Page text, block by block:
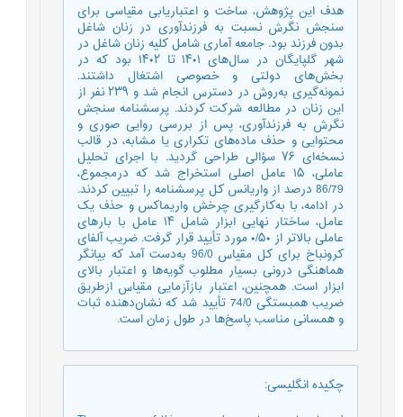
هدف این پژوهش، ساخت و اعتباریابی مقیاسی برای
سنجش نگرش نسبت به فرزندآوری در زنان شاغل
بدون فرزند بود. جامعه‌ آماری شامل کلیه‌ زنان شاغل در
شهر گلپایگان در سال‌های ۱۴۰۱ تا ۱۴۰۲ بود که در
بخش‌های دولتی و خصوصی اشتغال داشتند.
نمونه‌گیری به‌روش در دسترس انجام شد و ۲۳۹ نفر از
این زنان در مطالعه شرکت کردند. پرسشنامه‌ سنجش
نگرش به فرزندآوری، پس از بررسی روایی صوری و
محتوایی و حذف ماده‌های تکراری یا مشابه، در قالب
نسخه‌ای ۷۶ سؤالی طراحی گردید. با اجرای تحلیل
عاملی، ۱۵ عامل اصلی استخراج شد که درمجموع،
86/79 درصد از واریانس کل پرسشنامه را تبیین کردند.
در ادامه، با به‌کارگیری چرخش واریماکس و حذف یک
عامل، ساختار نهایی ابزار شامل ۱۴ عامل با بارهای
عاملی بالاتر از ۰/۵۰ مورد تأیید قرار گرفت. ضریب آلفای
کرونباخ برای کل مقیاس 96/0 به‌دست آمد که بیانگر
هماهنگی درونی بسیار مطلوب گویه‌ها و اعتبار بالای
ابزار است. همچنین، اعتبار بازآزمایی مقیاس ازطریق
ضریب همبستگی 74/0 تأیید شد که نشان‌دهنده ثبات
و همسانی مناسب پاسخ‌ها در طول زمان است.
چکیده انگلیسی: